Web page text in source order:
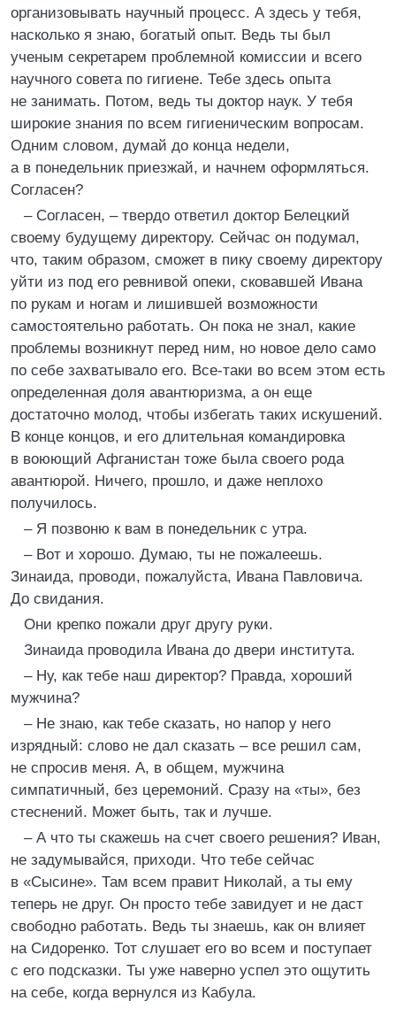
организовывать научный процесс. А здесь у тебя,
насколько я знаю, богатый опыт. Ведь ты был
ученым секретарем проблемной комиссии и всего
научного совета по гигиене. Тебе здесь опыта
не занимать. Потом, ведь ты доктор наук. У тебя
широкие знания по всем гигиеническим вопросам.
Одним словом, думай до конца недели,
а в понедельник приезжай, и начнем оформляться.
Согласен?
– Согласен, – твердо ответил доктор Белецкий
своему будущему директору. Сейчас он подумал,
что, таким образом, сможет в пику своему директору
уйти из под его ревнивой опеки, сковавшей Ивана
по рукам и ногам и лишившей возможности
самостоятельно работать. Он пока не знал, какие
проблемы возникнут перед ним, но новое дело само
по себе захватывало его. Все-таки во всем этом есть
определенная доля авантюризма, а он еще
достаточно молод, чтобы избегать таких искушений.
В конце концов, и его длительная командировка
в воюющий Афганистан тоже была своего рода
авантюрой. Ничего, прошло, и даже неплохо
получилось.
– Я позвоню к вам в понедельник с утра.
– Вот и хорошо. Думаю, ты не пожалеешь.
Зинаида, проводи, пожалуйста, Ивана Павловича.
До свидания.
Они крепко пожали друг другу руки.
Зинаида проводила Ивана до двери института.
– Ну, как тебе наш директор? Правда, хороший
мужчина?
– Не знаю, как тебе сказать, но напор у него
изрядный: слово не дал сказать – все решил сам,
не спросив меня. А, в общем, мужчина
симпатичный, без церемоний. Сразу на «ты», без
стеснений. Может быть, так и лучше.
– А что ты скажешь на счет своего решения? Иван,
не задумывайся, приходи. Что тебе сейчас
в «Сысине». Там всем правит Николай, а ты ему
теперь не друг. Он просто тебе завидует и не даст
свободно работать. Ведь ты знаешь, как он влияет
на Сидоренко. Тот слушает его во всем и поступает
с его подсказки. Ты уже наверно успел это ощутить
на себе, когда вернулся из Кабула.